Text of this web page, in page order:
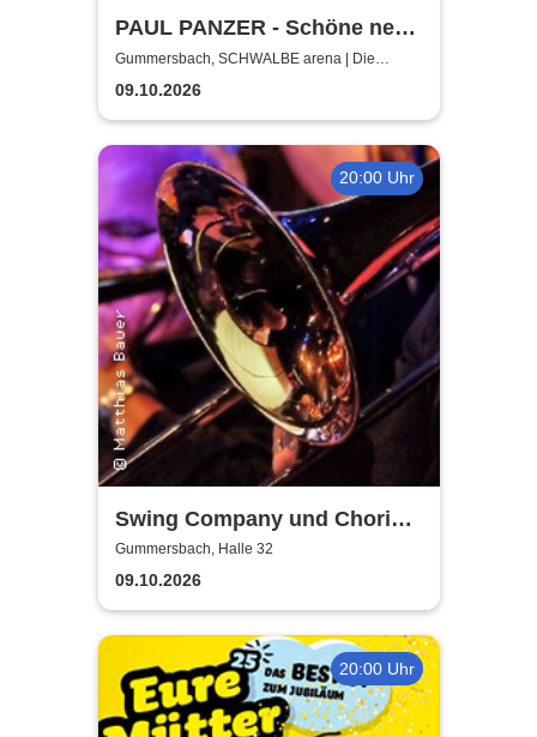
PAUL PANZER - Schöne neue
Welt - welcome to hell
Gummersbach, SCHWALBE arena | Die
Schwalbe Arena Gummersbach
09.10.2026
20:00 Uhr
Swing Company und Chorios
Olpe
Gummersbach, Halle 32
09.10.2026
20:00 Uhr